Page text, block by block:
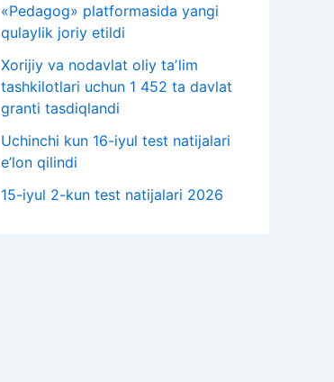
«Pedagog» platformasida yangi
qulaylik joriy etildi
Xorijiy va nodavlat oliy taʼlim
tashkilotlari uchun 1 452 ta davlat
granti tasdiqlandi
Uchinchi kun 16-iyul test natijalari
e’lon qilindi
15-iyul 2-kun test natijalari 2026